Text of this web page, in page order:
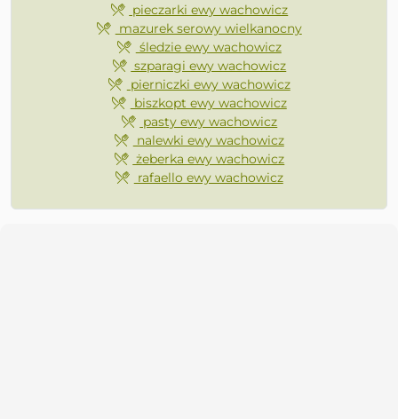
pieczarki ewy wachowicz
mazurek serowy wielkanocny
śledzie ewy wachowicz
szparagi ewy wachowicz
pierniczki ewy wachowicz
biszkopt ewy wachowicz
pasty ewy wachowicz
nalewki ewy wachowicz
żeberka ewy wachowicz
rafaello ewy wachowicz